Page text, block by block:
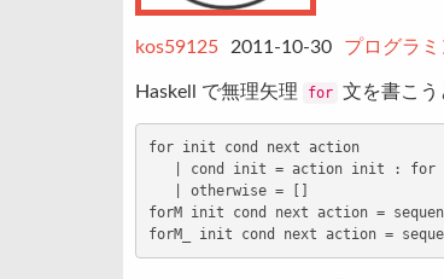
kos59125 2011-10-30 プログラ
Haskell で無理矢理 for 文を書こう
for init cond next action
| cond init = action init : for
   | otherwise = []
forM init cond next action =